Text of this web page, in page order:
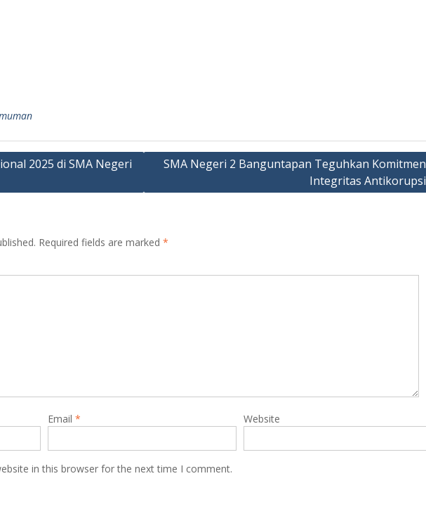
2025 di SMA Negeri
SMA Negeri 2 Banguntapan Teguhkan Komitmen
Integritas Antikorupsi
Required fields are marked *
Email* Website
in this browser for the next time I comment.